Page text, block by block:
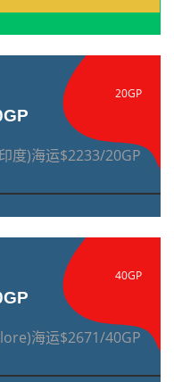
20GP
度)海运$2233/20GP
40GP
海运$2671/40GP